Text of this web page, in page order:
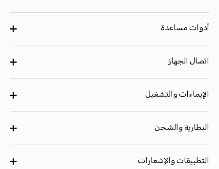
أدوات مساعدة
اتصال الجهاز
الإيماءات والتشغيل
البطارية والشحن
التطبيقات والإشعارات